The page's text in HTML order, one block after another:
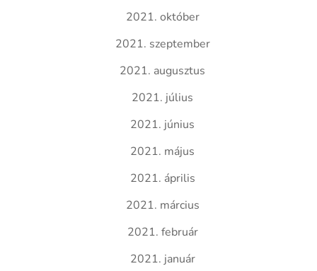
2021. október
2021. szeptember
2021. augusztus
2021. július
2021. június
2021. május
2021. április
2021. március
2021. február
2021. január